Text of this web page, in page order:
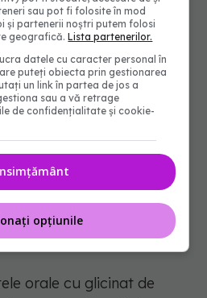
odihnă.
completarea
conțin magneziu,
sau băile cu săruri
sugerează că
la reglarea somnului,
prin piele sunt încă
produse nu este
orale cu glicinat de
sau pot fi folosite în mod
și partenerii noștri putem folosi
geografică.Lista partenerilor.
datele cu caracter personal în
puteți obiecta prin gestionarea
un link în partea de jos a
sau a vă retrage
de confidențialitate și cookie-
opțiunile